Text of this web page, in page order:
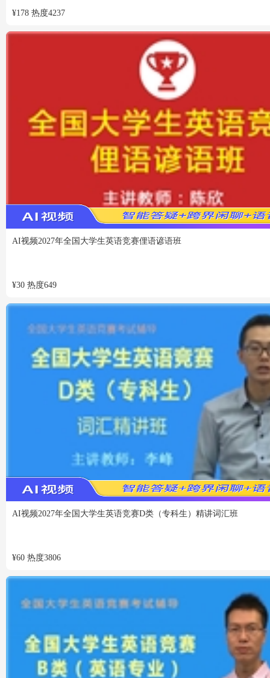
¥178 热度4237
免费
AI视频2027年全国大学生英语竞赛俚语谚语班
¥30 热度649
免费
AI视频2027年全国大学生英语竞赛D类（专科生）精讲词汇班
¥60 热度3806